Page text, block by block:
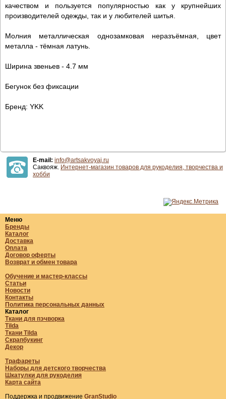
качеством и пользуется популярностью как у крупнейших
производителей одежды, так и у любителей шитья.
Молния металлическая однозамковая неразъёмная, цвет
металла - тёмная латунь.
Ширина звеньев - 4.7 мм
Бегунок без фиксации
Бренд: YKK
E-mail: info@artsakvoyaj.ru
Саквояж. Интернет-магазин товаров для рукоделия, творчества и
хобби
Меню
Бренды
Каталог
Доставка
Оплата
Договор оферты
Возврат и обмен товара
Обучение и мастер-классы
Статьи
Новости
Контакты
Политика персональных данных
Каталог
Ткани для пэчворка
Tilda
Ткани Tilda
Скрапбукинг
Декор
Трафареты
Наборы для детского творчества
Шкатулки для рукоделия
Карта сайта
Поддержка и продвижение GranStudio